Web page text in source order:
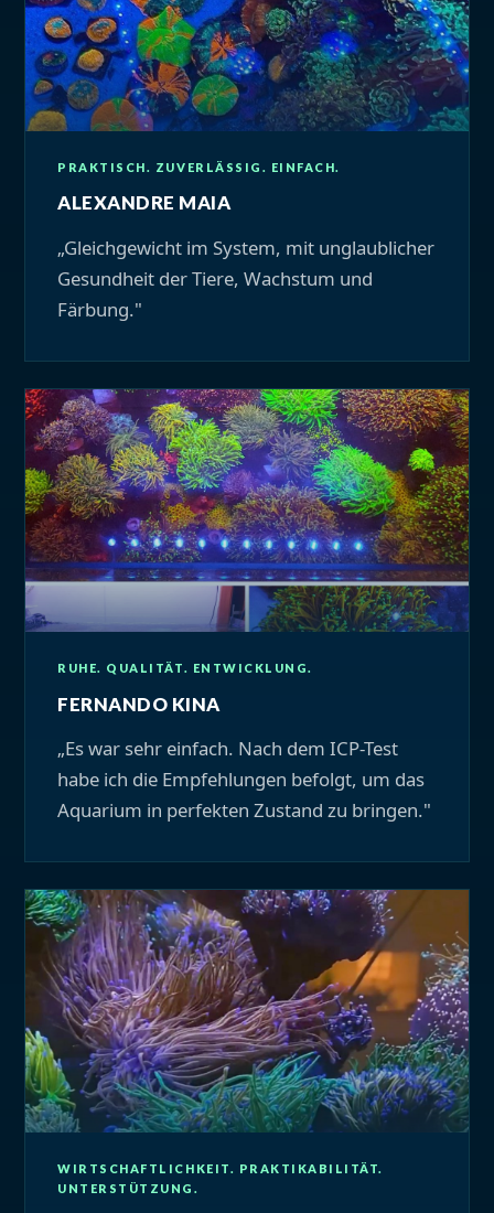
PRAKTISCH. ZUVERLÄSSIG. EINFACH.
ALEXANDRE MAIA
„Gleichgewicht im System, mit unglaublicher
Gesundheit der Tiere, Wachstum und
Färbung."
RUHE. QUALITÄT. ENTWICKLUNG.
FERNANDO KINA
„Es war sehr einfach. Nach dem ICP-Test
habe ich die Empfehlungen befolgt, um das
Aquarium in perfekten Zustand zu bringen."
WIRTSCHAFTLICHKEIT. PRAKTIKABILITÄT.
UNTERSTÜTZUNG.